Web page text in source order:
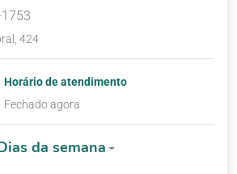
424
Horário de atendimento
Fechado agora
da semana